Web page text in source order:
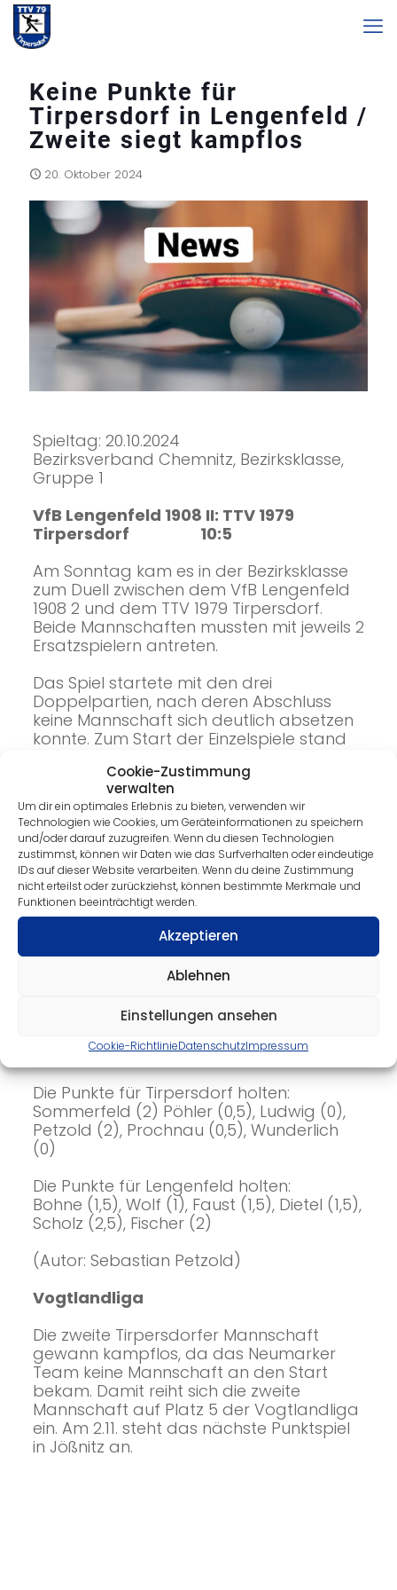
Cookie-Zustimmung
verwalten
Um dir ein optimales Erlebnis zu bieten, verwenden wir
Technologien wie Cookies, um Geräteinformationen zu speichern
und/oder darauf zuzugreifen. Wenn du diesen Technologien
zustimmst, können wir Daten wie das Surfverhalten oder eindeutige
IDs auf dieser Website verarbeiten. Wenn du deine Zustimmung
nicht erteilst oder zurückziehst, können bestimmte Merkmale und
Funktionen beeinträchtigt werden.
Akzeptieren
Ablehnen
Einstellungen ansehen
Cookie-RichtlinieDatenschutzImpressum
Keine Punkte für
Tirpersdorf in Lengenfeld /
Zweite siegt kampflos
20. Oktober 2024
Spieltag: 20.10.2024
Bezirksverband Chemnitz, Bezirksklasse,
Gruppe 1
VfB Lengenfeld 1908 II: TTV 1979
Tirpersdorf 10:5
Am Sonntag kam es in der Bezirksklasse
zum Duell zwischen dem VfB Lengenfeld
1908 2 und dem TTV 1979 Tirpersdorf.
Beide Mannschaften mussten mit jeweils 2
Ersatzspielern antreten.
Das Spiel startete mit den drei
Doppelpartien, nach deren Abschluss
keine Mannschaft sich deutlich absetzen
konnte. Zum Start der Einzelspiele stand
Durch Punkteteilungen im oberen und
mittleren Paarkreuz blieb der TTV in
Reichweite, doch die beiden Punkte im
unteren Paarkreuz gingen an die
Lengenfelder. Die zweite Runde lief
ähnlich der ersten ab. Für die Gäste
punkteten zum zweiten Mal Mirko
Sommerfeld und Sebastian Petzold. Diese
Punkte waren auch zugleich die letzten
Zähler, die auf dem Tirpersdorfer Konto
kamen. Der VfB Lengenfeld siegt am Ende
Am nächsten Wochenende geht es für
Tirpersdorf in Treuen und für Lengenfeld
bei TSV Plauen weiter.
Die Punkte für Tirpersdorf holten:
Sommerfeld (2) Pöhler (0,5), Ludwig (0),
Petzold (2), Prochnau (0,5), Wunderlich
(0)
Die Punkte für Lengenfeld holten:
Bohne (1,5), Wolf (1), Faust (1,5), Dietel (1,5),
Scholz (2,5), Fischer (2)
(Autor: Sebastian Petzold)
Vogtlandliga
Die zweite Tirpersdorfer Mannschaft
gewann kampflos, da das Neumarker
Team keine Mannschaft an den Start
bekam. Damit reiht sich die zweite
Mannschaft auf Platz 5 der Vogtlandliga
ein. Am 2.11. steht das nächste Punktspiel
in Jößnitz an.